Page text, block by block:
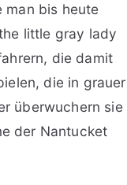
man bis heute
little gray lady
die damit
die in grauer
überwuchern sie
der Nantucket